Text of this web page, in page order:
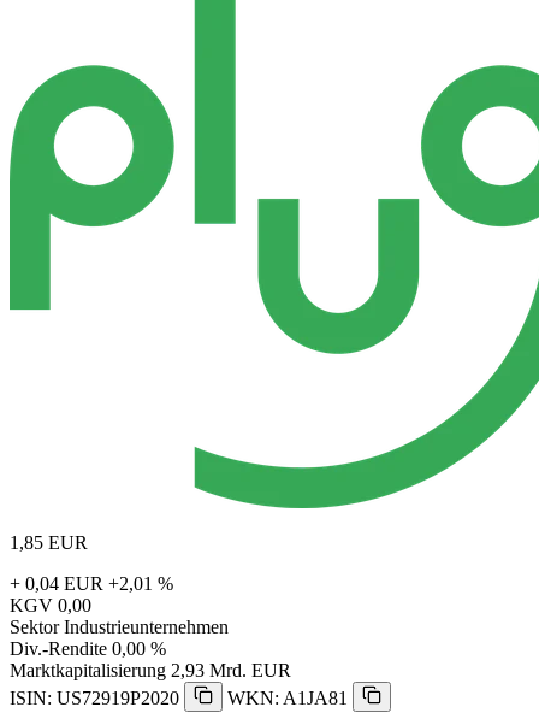
1,85 EUR
+ 0,04 EUR +2,01 %
KGV 0,00
Sektor Industrieunternehmen
Div.-Rendite 0,00 %
Marktkapitalisierung 2,93 Mrd. EUR
ISIN: US72919P2020
WKN: A1JA81